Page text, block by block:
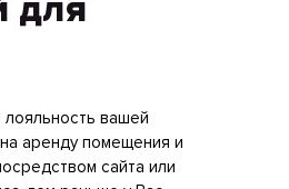
лояльность вашей
аренду помещения и
сайта или